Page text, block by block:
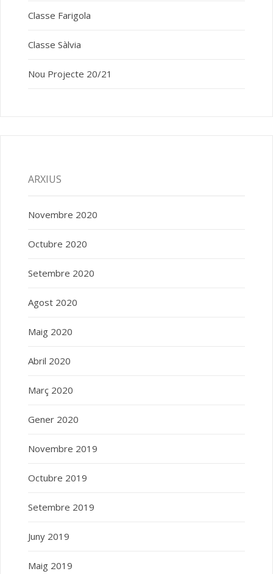
Classe Farigola
Classe Sàlvia
Nou Projecte 20/21
ARXIUS
Novembre 2020
Octubre 2020
Setembre 2020
Agost 2020
Maig 2020
Abril 2020
Març 2020
Gener 2020
Novembre 2019
Octubre 2019
Setembre 2019
Juny 2019
Maig 2019